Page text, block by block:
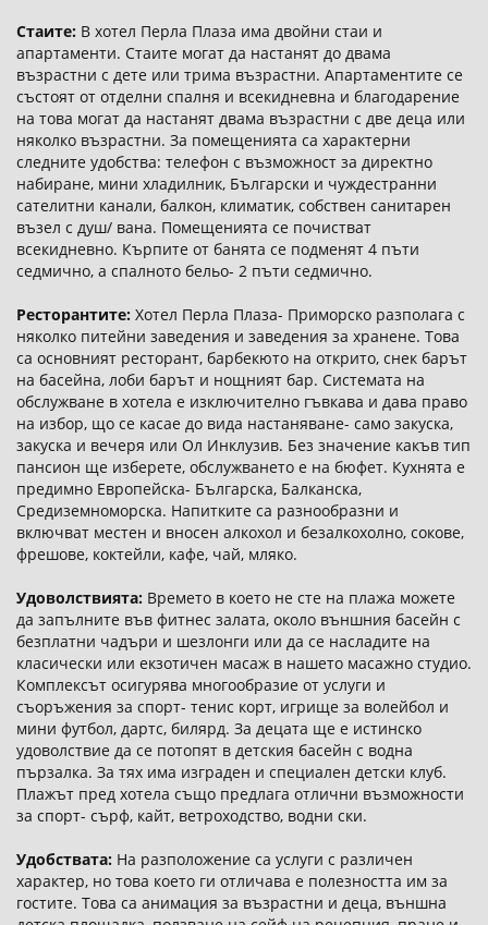
Стаите: В хотел Перла Плаза има двойни стаи и
апартаменти. Стаите могат да настанят до двама
възрастни с дете или трима възрастни. Апартаментите се
състоят от отделни спалня и всекидневна и благодарение
на това могат да настанят двама възрастни с две деца или
няколко възрастни. За помещенията са характерни
следните удобства: телефон с възможност за директно
набиране, мини хладилник, Български и чуждестранни
сателитни канали, балкон, климатик, собствен санитарен
възел с душ/ вана. Помещенията се почистват
всекидневно. Кърпите от банята се подменят 4 пъти
седмично, а спалното бельо- 2 пъти седмично.
Ресторантите: Хотел Перла Плаза- Приморско разполага с
няколко питейни заведения и заведения за хранене. Това
са основният ресторант, барбекюто на открито, снек барът
на басейна, лоби барът и нощният бар. Системата на
обслужване в хотела е изключително гъвкава и дава право
на избор, що се касае до вида настаняване- само закуска,
закуска и вечеря или Ол Инклузив. Без значение какъв тип
пансион ще изберете, обслужването е на бюфет. Кухнята е
предимно Европейска- Българска, Балканска,
Средиземноморска. Напитките са разнообразни и
включват местен и вносен алкохол и безалкохолно, сокове,
фрешове, коктейли, кафе, чай, мляко.
Удоволствията: Времето в което не сте на плажа можете
да запълните във фитнес залата, около външния басейн с
безплатни чадъри и шезлонги или да се насладите на
класически или екзотичен масаж в нашето масажно студио.
Комплексът осигурява многообразие от услуги и
съоръжения за спорт- тенис корт, игрище за волейбол и
мини футбол, дартс, билярд. За децата ще е истинско
удоволствие да се потопят в детския басейн с водна
пързалка. За тях има изграден и специален детски клуб.
Плажът пред хотела също предлага отлични възможности
за спорт- сърф, кайт, ветроходство, водни ски.
Удобствата: На разположение са услуги с различен
характер, но това което ги отличава е полезността им за
гостите. Това са анимация за възрастни и деца, външна